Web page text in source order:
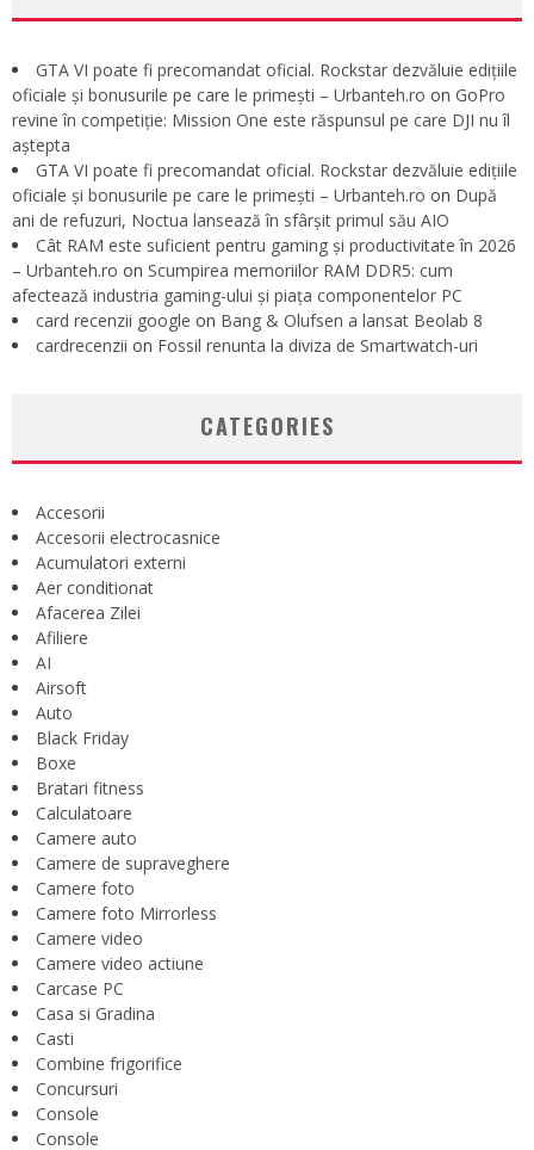
GTA VI poate fi precomandat oficial. Rockstar dezvăluie edițiile
oficiale și bonusurile pe care le primești – Urbanteh.ro on GoPro
revine în competiție: Mission One este răspunsul pe care DJI nu îl
aștepta
GTA VI poate fi precomandat oficial. Rockstar dezvăluie edițiile
oficiale și bonusurile pe care le primești – Urbanteh.ro on După
ani de refuzuri, Noctua lansează în sfârșit primul său AIO
Cât RAM este suficient pentru gaming și productivitate în 2026
– Urbanteh.ro on Scumpirea memoriilor RAM DDR5: cum
afectează industria gaming-ului și piața componentelor PC
card recenzii google on Bang & Olufsen a lansat Beolab 8
cardrecenzii on Fossil renunta la diviza de Smartwatch-uri
CATEGORIES
Accesorii
Accesorii electrocasnice
Acumulatori externi
Aer conditionat
Afacerea Zilei
Afiliere
AI
Airsoft
Auto
Black Friday
Boxe
Bratari fitness
Calculatoare
Camere auto
Camere de supraveghere
Camere foto
Camere foto Mirrorless
Camere video
Camere video actiune
Carcase PC
Casa si Gradina
Casti
Combine frigorifice
Concursuri
Console
Console